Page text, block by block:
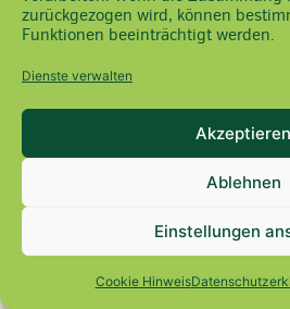
zurückgezogen wird, können
Funktionen beeinträchtigt werden.
Dienste verwalten
Akzeptieren
Ablehnen
Einstellungen
Cookie Hinweis